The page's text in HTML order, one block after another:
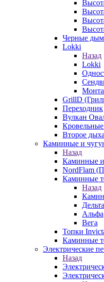
Черные
Lokki
Назад
Lokki
GrillD
Переходник
Вулкан
Второе
Каминные и
Назад
Каминные
NordFlam
Каминные
Назад
Дельта
Альфа
Вега
Топки
Каминные
Электрические
Назад